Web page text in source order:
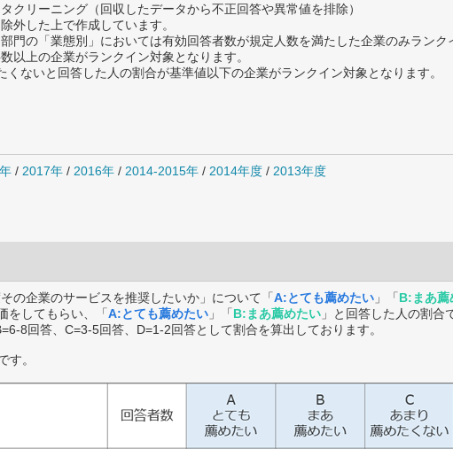
クリーニング（回収したデータから不正回答や異常値を排除）
外した上で作成しています。
門の「業態別」においては有効回答者数が規定人数を満たした企業のみランク
以上の企業がランクイン対象となります。
ないと回答した人の割合が基準値以下の企業がランクイン対象となります。
/ 2017年 / 2016年 / 2014-2015年 / 2014年度 / 2013年度
の企業のサービスを推奨したいか」について「A:とても薦めたい 」「B:まあ薦
をしてもらい、「A:とても薦めたい 」「B:まあ薦めたい 」と回答した人の割合
8回答、C=3-5回答、D=1-2回答として割合を算出しております。
す。